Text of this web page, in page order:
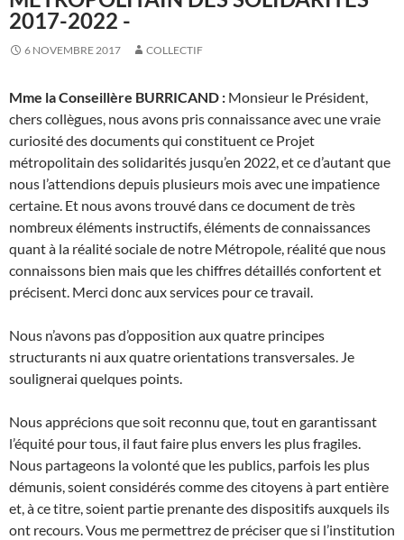
2017-2022 -
6 NOVEMBRE 2017 COLLECTIF
Mme la Conseillère BURRICAND : Monsieur le Président,
chers collègues, nous avons pris connaissance avec une vraie
curiosité des documents qui constituent ce Projet
métropolitain des solidarités jusqu’en 2022, et ce d’autant que
nous l’attendions depuis plusieurs mois avec une impatience
certaine. Et nous avons trouvé dans ce document de très
nombreux éléments instructifs, éléments de connaissances
quant à la réalité sociale de notre Métropole, réalité que nous
connaissons bien mais que les chiffres détaillés confortent et
précisent. Merci donc aux services pour ce travail.
Nous n’avons pas d’opposition aux quatre principes
structurants ni aux quatre orientations transversales. Je
soulignerai quelques points.
Nous apprécions que soit reconnu que, tout en garantissant
l’équité pour tous, il faut faire plus envers les plus fragiles.
Nous partageons la volonté que les publics, parfois les plus
démunis, soient considérés comme des citoyens à part entière
et, à ce titre, soient partie prenante des dispositifs auxquels ils
ont recours. Vous me permettrez de préciser que si l’institution